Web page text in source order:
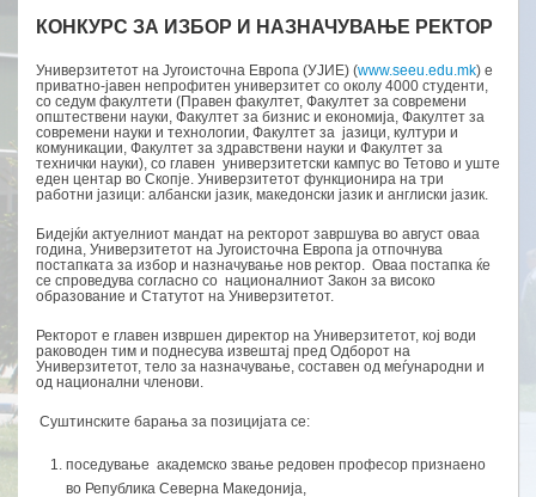
КОНКУРС ЗА ИЗБОР И НАЗНАЧУВАЊЕ РЕКТОР
Универзитетот на Југоисточна Европа (УЈИЕ) (www.seeu.edu.mk) е
приватно-јавен непрофитен универзитет со околу 4000 студенти,
со седум факултети (Правен факултет, Факултет за современи
општествени науки, Факултет за бизнис и економија, Факултет за
современи науки и технологии, Факултет за јазици, култури и
комуникации, Факултет за здравствени науки и Факултет за
технички науки), со главен универзитетски кампус во Тетово и уште
еден центар во Скопје. Универзитетот функционира на три
работни јазици: албански јазик, македонски јазик и англиски јазик.
Бидејќи актуелниот мандат на ректорот завршува во август оваа
година, Универзитетот на Југоисточна Европа ја отпочнува
постапката за избор и назначување нов ректор. Оваа постапка ќе
се спроведува согласно со националниот Закон за високо
образование и Статутот на Универзитетот.
Ректорот е главен извршен директор на Универзитетот, кој води
раководен тим и поднесува извештај пред Одборот на
Универзитетот, тело за назначување, составен од меѓународни и
од национални членови.
Суштинските барања за позицијата се:
поседување академско звање редовен професор признаено
во Република Северна Македонија,